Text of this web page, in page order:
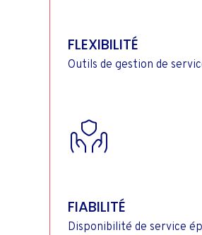
FLEXIBILITÉ
Outils de gestion de
FIABILITÉ
Disponibilité de service